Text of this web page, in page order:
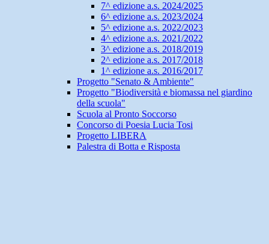
7^ edizione a.s. 2024/2025
6^ edizione a.s. 2023/2024
5^ edizione a.s. 2022/2023
4^ edizione a.s. 2021/2022
3^ edizione a.s. 2018/2019
2^ edizione a.s. 2017/2018
1^ edizione a.s. 2016/2017
Progetto "Senato & Ambiente"
Progetto "Biodiversità e biomassa nel giardino
della scuola"
Scuola al Pronto Soccorso
Concorso di Poesia Lucia Tosi
Progetto LIBERA
Palestra di Botta e Risposta